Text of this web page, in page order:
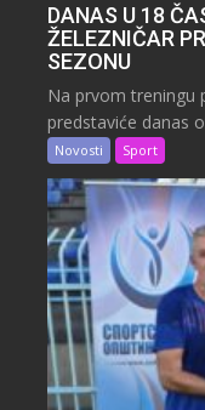
DANAS U 18
ŽELEZNIČAR
SEZONU
Na prvom treningu
predstaviće danas
Novosti Sport